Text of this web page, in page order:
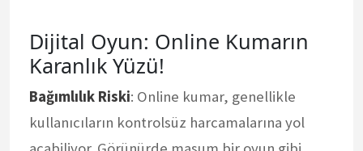
Dijital Oyun: Online Kumarın
Karanlık Yüzü!
Bağımlılık Riski: Online kumar, genellikle
kullanıcıların kontrolsüz harcamalarına yol